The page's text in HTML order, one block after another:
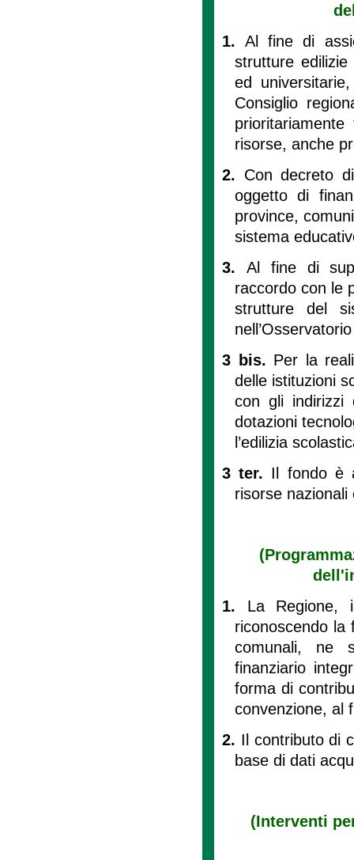
1.Al fine di
strutture
ed
Consiglio
risorse, anche
2. Con decreto
oggetto di
province,
sistema
3. Al fine di
raccordo con le
strutture del
3 bis. Per la
delle istituzioni
con gli
dotazioni
l’edilizia
3 ter. Il fondo è
risorse
1. La Regione,
riconoscendo la
comunali, ne
finanziario
forma di
convenzione, al
2. Il contributo di
base di dati
(Interventi